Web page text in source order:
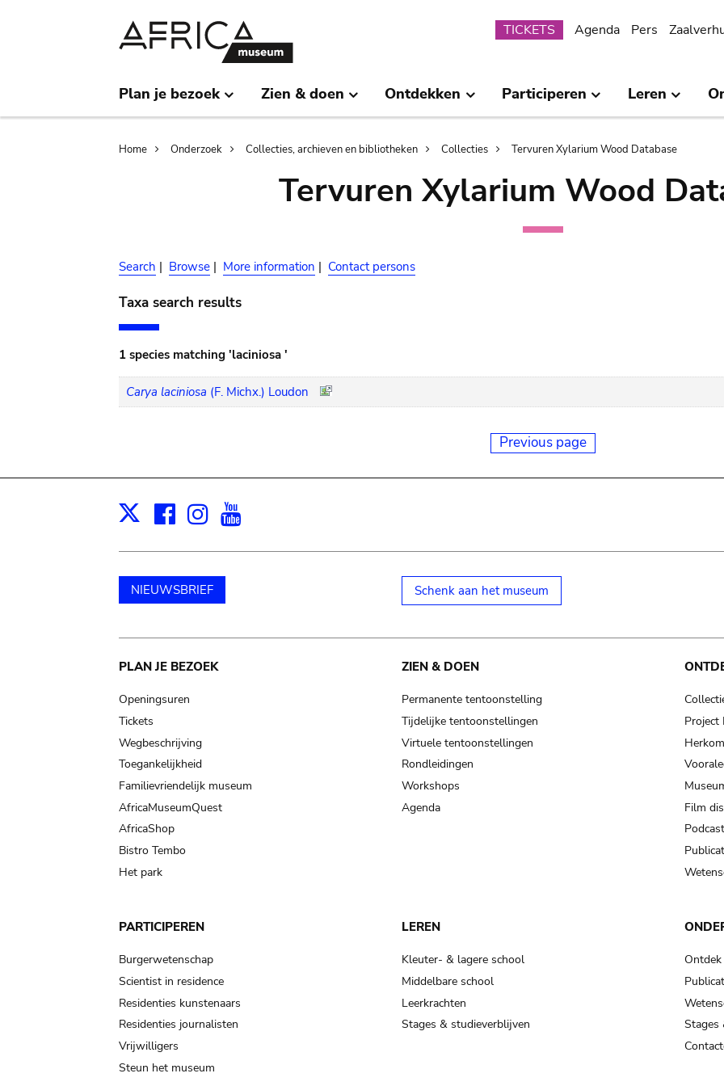
Submenu
TICKETS Agenda Pers
Plan je bezoek Zien & doen Ontdekken Participeren Leren
Breadcrumb
Home Onderzoek Collecties, archieven en bibliotheken Collecties Tervuren Xylarium Wood Database
Tervuren Xylarium Wood
Search | Browse | More information | Contact persons
Taxa search results
1 species matching 'laciniosa '
Carya laciniosa (F. Michx.) Loudon
Previous page
X Facebook
Instagram
NIEUWSBRIEF Schenk aan het museum
Main
navigation
PLAN JE BEZOEK
Openingsuren
Tickets
Wegbeschrijving
Toegankelijkheid
Familievriendelijk museum
AfricaMuseumQuest
AfricaShop
Bistro Tembo
Het park
ZIEN & DOEN
Permanente tentoonstelling
Tijdelijke tentoonstellingen
Virtuele tentoonstellingen
Rondleidingen
Workshops
Agenda
Project
Film
PARTICIPEREN
Burgerwetenschap
Scientist in residence
Residenties kunstenaars
Residenties journalisten
Vrijwilligers
Steun het museum
LEREN
Kleuter- & lagere school
Middelbare school
Leerkrachten
Stages & studieverblijven
Stages